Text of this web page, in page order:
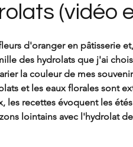
(vidéo
d'oranger en pâtisserie
des hydrolats que j'ai
la couleur de mes
et les eaux florales sont
les recettes évoquent les
lointains avec l'hydrolat